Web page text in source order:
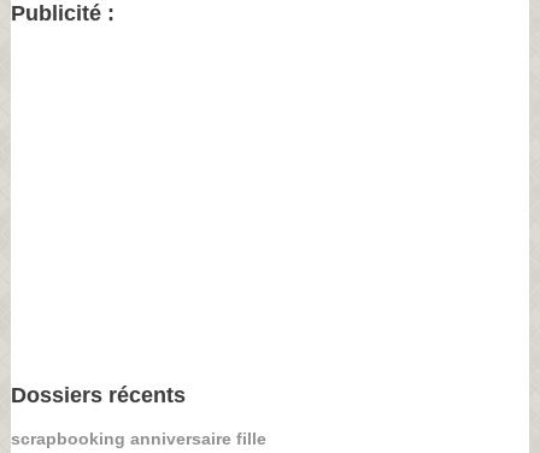
Publicité :
Dossiers récents
scrapbooking anniversaire fille